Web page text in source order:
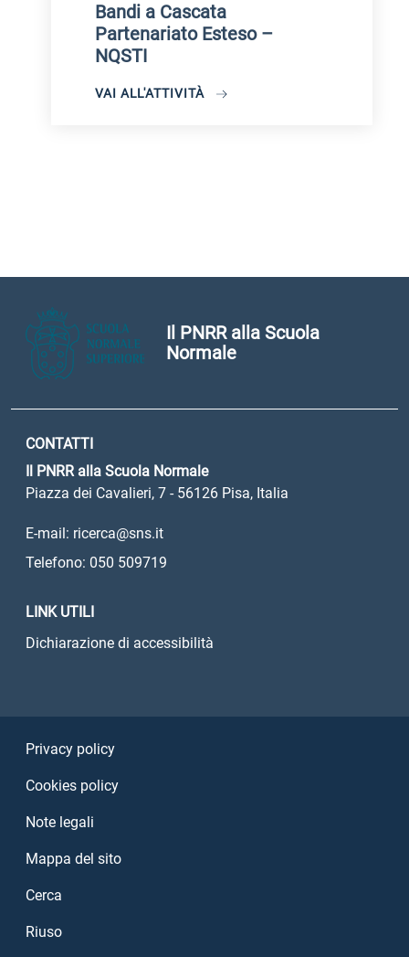
Bandi a Cascata
Partenariato Esteso –
NQSTI
VAI ALL'ATTIVITÀ
Il PNRR alla Scuola
Normale
CONTATTI
Il PNRR alla Scuola Normale
Piazza dei Cavalieri, 7 - 56126 Pisa, Italia
E-mail: ricerca@sns.it
Telefono: 050 509719
LINK UTILI
Dichiarazione di accessibilità
Privacy policy
Cookies policy
Note legali
Mappa del sito
Cerca
Riuso